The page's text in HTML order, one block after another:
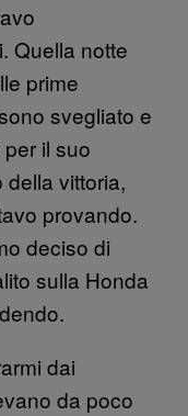
Quella notte
prime
svegliato e
il suo
vittoria,
provando.
deciso di
sulla Honda
dai
da poco